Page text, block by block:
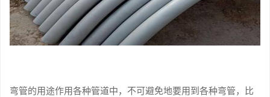
弯管的用途作用各种管道中，不可避免地要用到各种弯管，比